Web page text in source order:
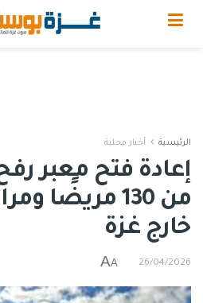
الرئيسية أخبار محلية
إعادة فتح معبر
من 130 مريضًا
خارج غزة
26/04/2026
A
A